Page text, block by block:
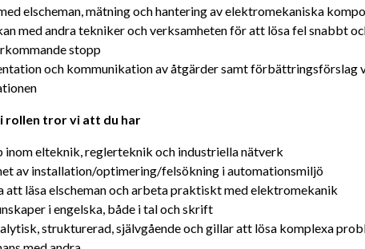
elscheman, mätning och hantering av elektromekaniska
med andra tekniker och verksamheten för att lösa fel snabbt
stopp
och kommunikation av åtgärder samt förbättringsförslag
rollen tror vi att du har
inom elteknik, reglerteknik och industriella nätverk
av installation/optimering/felsökning i automationsmiljö
att läsa elscheman och arbeta praktiskt med elektromekanik
i engelska, både i tal och skrift
strukturerad, självgående och gillar att lösa komplexa